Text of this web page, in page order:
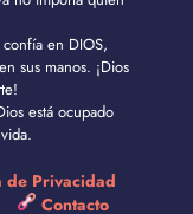
en DIOS,
sus manos. ¡Dios
está ocupado
de Privacidad
Contacto